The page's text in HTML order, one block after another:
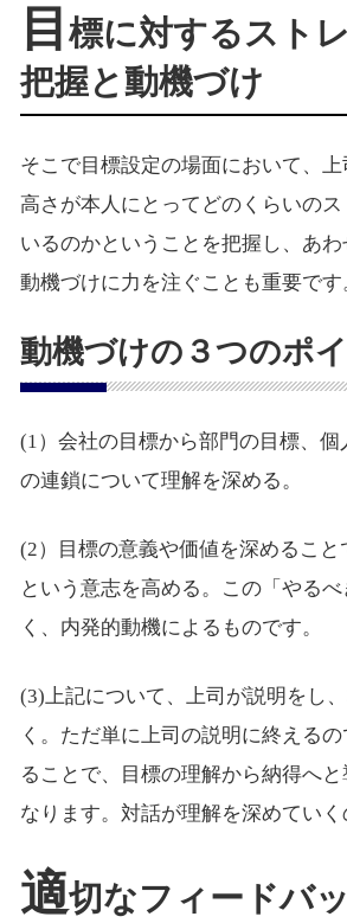
目 標に対するスト
把握と動機づけ
そこで目標設定の場面において、
高さが本人にとってどのくらいの
いるのかということを把握し、あ
動機づけに力を注ぐことも重要です
動機づけの３つのポ
(1）会社の目標から部門の目標、個
の連鎖について理解を深める。
(2）目標の意義や価値を深めること
という意志を高める。この「やる
く、内発的動機によるものです。
(3)上記について、上司が説明をし
く。ただ単に上司の説明に終える
ることで、目標の理解から納得へ
なります。対話が理解を深めていく
適切なフィードバ